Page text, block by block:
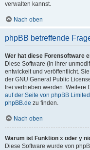
verwalten kannst.
Nach oben
phpBB betreffende
Wer hat diese Forensoftware
Diese Software (in ihrer
entwickelt und veröffentlicht.
der GNU General Public
frei vertrieben werden. Weitere
auf der Seite von phpBB Limited
phpBB.de zu finden.
Nach oben
Warum ist Funktion x oder y
Diese Software wurde von